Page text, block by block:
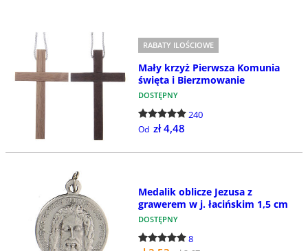
RABATY ILOŚCIOWE
Mały krzyż Pierwsza Komunia
święta i Bierzmowanie
DOSTĘPNY
240
Od zł 4,48
Medalik oblicze Jezusa z
grawerem w j. łacińskim 1,5 cm
DOSTĘPNY
8